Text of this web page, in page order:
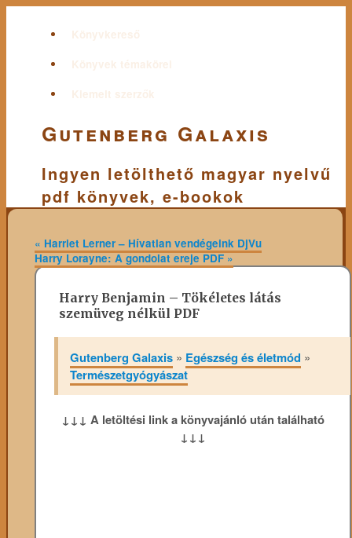
Könyvkereső
Könyvek témakörei
Kiemelt szerzők
Gutenberg Galaxis
Ingyen letölthető magyar nyelvű
pdf könyvek, e-bookok
« Harriet Lerner – Hívatlan vendégeink DjVu
Harry Lorayne: A gondolat ereje PDF»
Harry Benjamin – Tökéletes látás
szemüveg nélkül PDF
Gutenberg Galaxis » Egészség és életmód »
Természetgyógyászat
↓↓↓ A letöltési link a könyvajánló után található
↓↓↓